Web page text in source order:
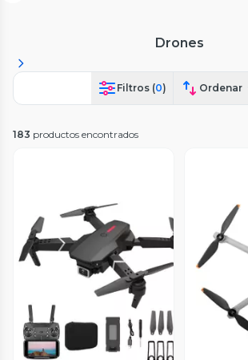
Drones
Filtros (0) Ordenar
183 productos encontrados